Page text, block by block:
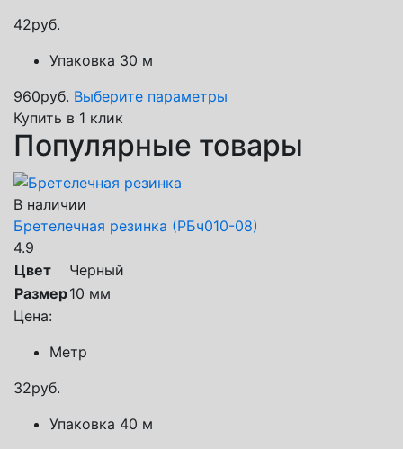
42руб.
Упаковка 30 м
960руб. Выберите параметры
Купить в 1 клик
Популярные товары
В наличии
Бретелечная резинка (РБч010-08)
4.9
Цвет
Черный
Размер10 мм
Цена:
Метр
32руб.
Упаковка 40 м